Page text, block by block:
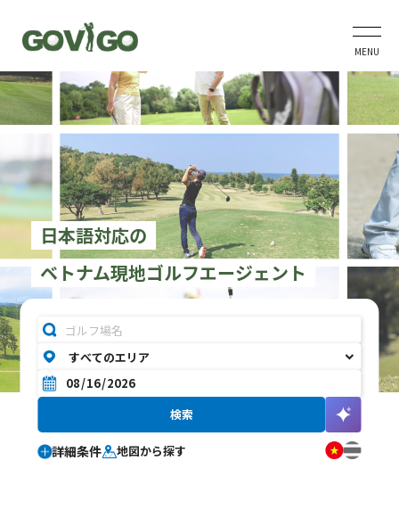
MENU
日本語対応の
ベトナム現地ゴルフエージェント
詳細条件 地図から探す